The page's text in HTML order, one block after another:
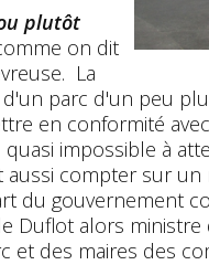
plutôt
on dit
La
parc d'un peu
en conformité
quasi impossible à
aussi compter sur
du gouvernement
Duflot alors
et des maires des